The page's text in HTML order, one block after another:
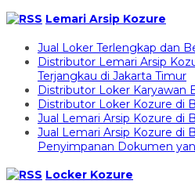
Lemari Arsip Kozure
Jual Loker Terlengkap dan
Distributor Lemari Arsip
Terjangkau di Jakarta Timur
Distributor Loker Karyawan
Distributor Loker Kozure di
Jual Lemari Arsip Kozure di
Jual Lemari Arsip Kozure di
Penyimpanan Dokumen
Locker Kozure